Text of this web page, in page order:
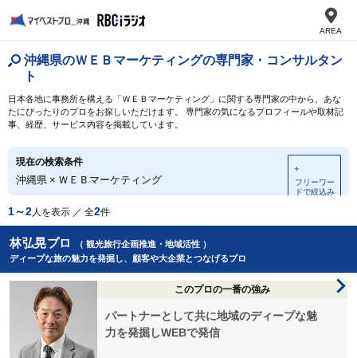
AREA
沖縄県のＷＥＢマーケティングの専門家・コンサルタン
ト
日本各地に事務所を構える「ＷＥＢマーケティング」に関する専門家の中から、あな
たにぴったりのプロをお探しいただけます。 専門家の気になるプロフィールや取材記
事、経歴、サービス内容を掲載しています。
現在の検索条件
沖縄県 × ＷＥＢマーケティング
＋
フリーワー
ドで絞込み
1～2人を表示 ／ 全2件
林弘晃プロ
（ 観光旅行企画推進・地域活性 ）
ディープな旅の魅力を発掘し、顧客や大企業とつなげるプロ
このプロの一番の強み
パートナーとして共に地域のディープな魅
力を発掘しWEBで発信